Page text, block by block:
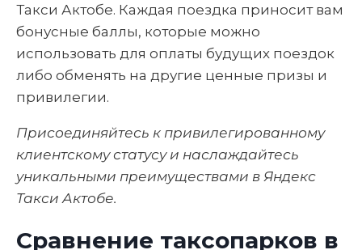
Такси Актобе. Каждая поездка приносит вам
бонусные баллы, которые можно
использовать для оплаты будущих поездок
либо обменять на другие ценные призы и
привилегии.
Присоединяйтесь к привилегированному
клиентскому статусу и наслаждайтесь
уникальными преимуществами в Яндекс
Такси Актобе.
Сравнение таксопарков в